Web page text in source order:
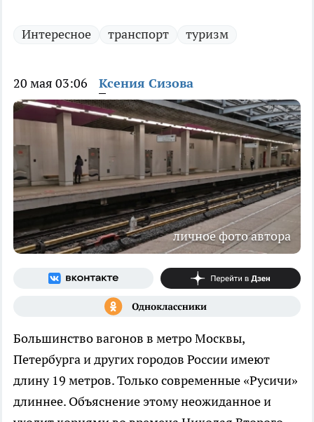
Интересное транспорт туризм
20 мая 03:06 Ксения Сизова
личное фото автора
Большинство вагонов в метро Москвы,
Петербурга и других городов России имеют
длину 19 метров. Только современные «Русичи»
длиннее. Объяснение этому неожиданное и